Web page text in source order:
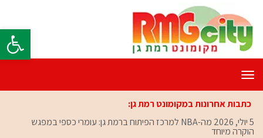
פתח
תפריט
כתבות אחרונות במקומונט רמת גן:
5 יולי, 2026
מה-NBA למרכז הפיתוח ברמת גן: עומרי כספי במפגש
הוקרה מיוחד